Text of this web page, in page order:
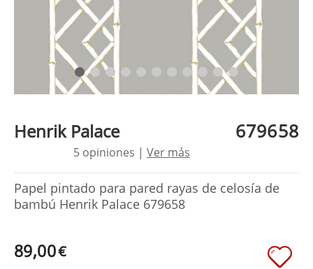
Henrik Palace 679658
5 opiniones | Ver más
Papel pintado para pared rayas de celosía de
bambú Henrik Palace 679658
89,00€